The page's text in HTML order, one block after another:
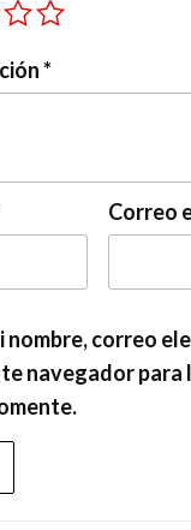
*
Correo
nombre, correo
navegador para